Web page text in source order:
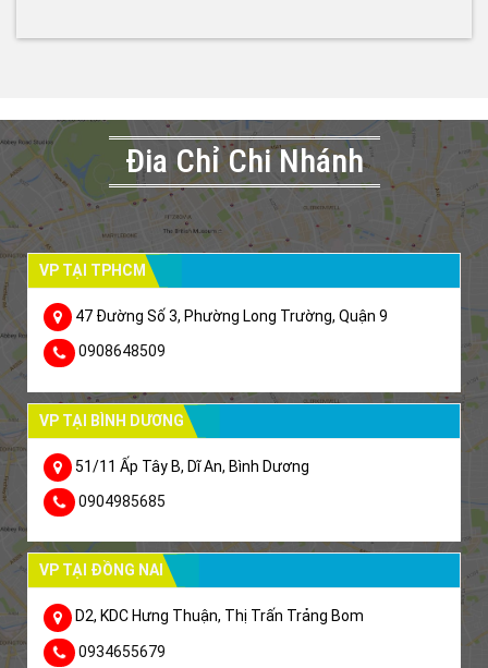
Đia Chỉ Chi Nhánh
VP TẠI TPHCM
47 Đường Số 3, Phường Long Trường, Quận 9
0908648509
VP TẠI BÌNH DƯƠNG
51/11 Ấp Tây B, Dĩ An, Bình Dương
0904985685
VP TẠI ĐỒNG NAI
D2, KDC Hưng Thuận, Thị Trấn Trảng Bom
0934655679